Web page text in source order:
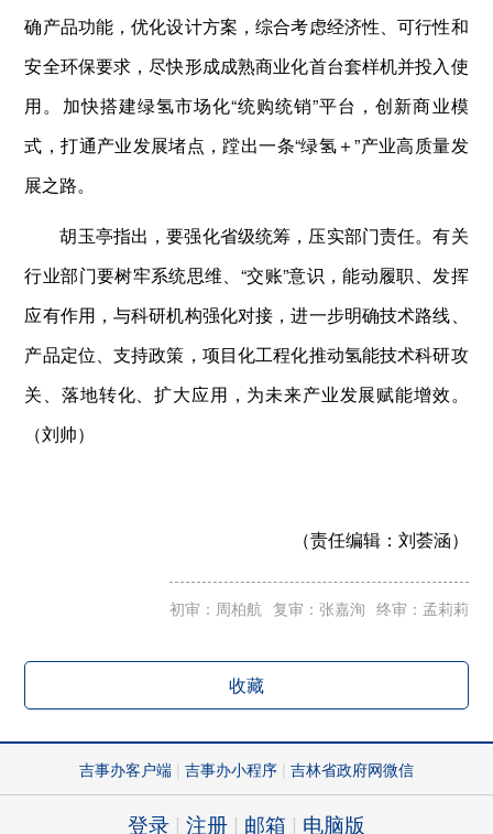
确产品功能，优化设计方案，综合考虑经济性、可行性和
安全环保要求，尽快形成成熟商业化首台套样机并投入使
用。加快搭建绿氢市场化“统购统销”平台，创新商业模
式，打通产业发展堵点，蹚出一条“绿氢＋”产业高质量发
展之路。
胡玉亭指出，要强化省级统筹，压实部门责任。有关
行业部门要树牢系统思维、“交账”意识，能动履职、发挥
应有作用，与科研机构强化对接，进一步明确技术路线、
产品定位、支持政策，项目化工程化推动氢能技术科研攻
关、落地转化、扩大应用，为未来产业发展赋能增效。
（刘帅）
（责任编辑： 刘荟涵）
初审：周柏航 复审：张嘉洵 终审：孟莉莉
收藏